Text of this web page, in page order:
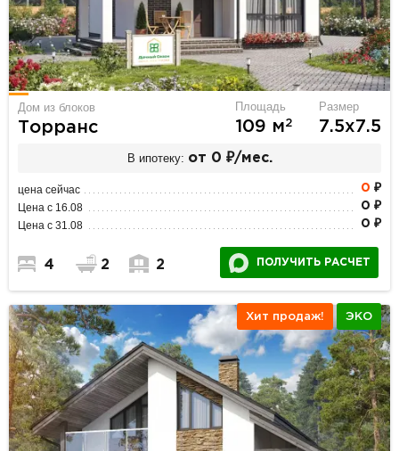
Дом из блоков
Торранс
Площадь
109 м2
Размер
7.5х7.5
В ипотеку: от 0 ₽/мес.
цена сейчас 0 ₽
Цена с 16.08 0 ₽
Цена с 31.08 0 ₽
4 2 2 ПОЛУЧИТЬ РАСЧЕТ
Хит продаж! ЭКО